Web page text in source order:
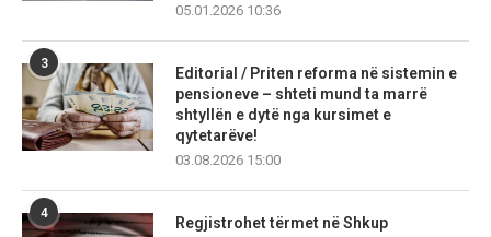
05.01.2026 10:36
3
Editorial / Priten reforma në sistemin e
pensioneve – shteti mund ta marrë
shtyllën e dytë nga kursimet e
qytetarëve!
03.08.2026 15:00
4
Regjistrohet tërmet në Shkup